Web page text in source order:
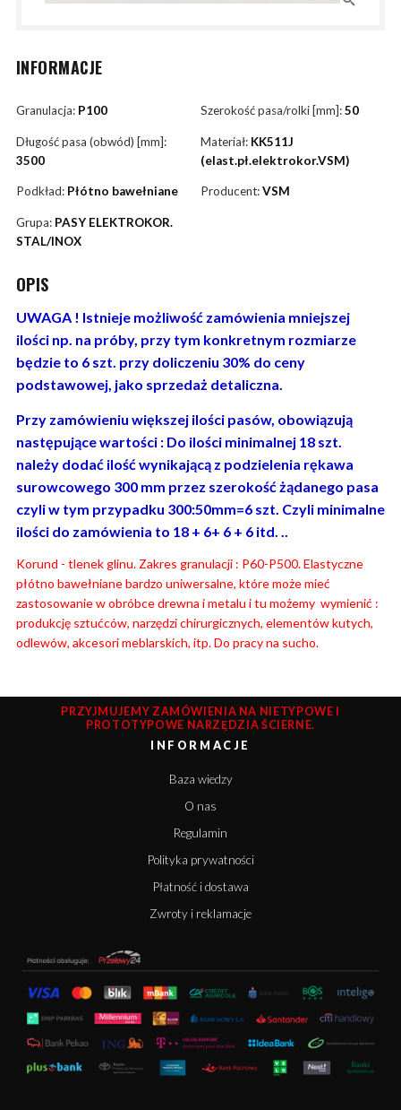
INFORMACJE
Granulacja: P100 Szerokość pasa/rolki [mm]:50
Długość pasa (obwód) [mm]:
3500
Materiał: KK511J
(elast.pł.elektrokor.VSM)
Podkład: Płótno bawełniane Producent:VSM
Grupa: PASY ELEKTROKOR.
STAL/INOX
OPIS
UWAGA ! Istnieje możliwość zamówienia mniejszej
ilości np. na próby, przy tym konkretnym rozmiarze
będzie to 6 szt. przy doliczeniu 30% do ceny
podstawowej, jako sprzedaż detaliczna.
Przy zamówieniu większej ilości pasów, obowiązują
następujące wartości : Do ilości minimalnej 18 szt.
należy dodać ilość wynikającą z podzielenia rękawa
surowcowego 300 mm przez szerokość żądanego pasa
czyli w tym przypadku 300:50mm=6 szt. Czyli minimalne
ilości do zamówienia to 18 + 6+ 6 + 6 itd. ..
Korund - tlenek glinu. Zakres granulacji : P60-P500. Elastyczne
płótno bawełniane bardzo uniwersalne, które może mieć
zastosowanie w obróbce drewna i metalu i tu możemy wymienić :
produkcję sztućców, narzędzi chirurgicznych, elementów kutych,
odlewów, akcesori meblarskich, itp. Do pracy na sucho.
PRZYJMUJEMY ZAMÓWIENIA NA NIETYPOWE I
PROTOTYPOWE NARZĘDZIA ŚCIERNE.
INFORMACJE
Baza wiedzy
O nas
Regulamin
Polityka prywatności
Płatność i dostawa
Zwroty i reklamacje